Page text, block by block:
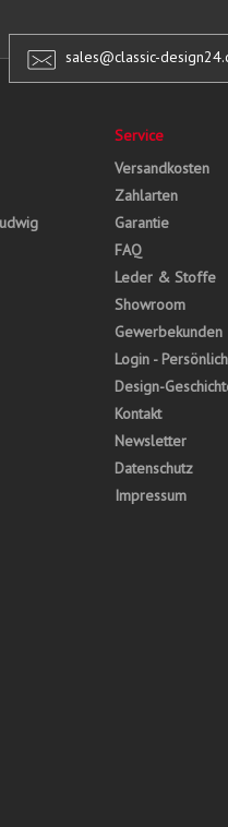
sales@classic-
Service
Versandkosten
Zahlarten
Garantie
FAQ
Leder & Stoffe
Showroom
Gewerbekunden
Login -
Design-
Kontakt
Newsletter
Datenschutz
Impressum